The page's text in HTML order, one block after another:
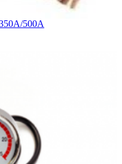
500A